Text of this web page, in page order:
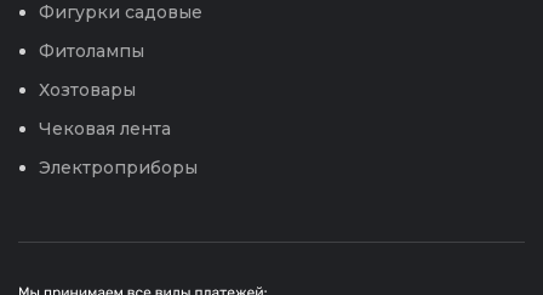
Фигурки садовые
Фитолампы
Хозтовары
Чековая лента
Электроприборы